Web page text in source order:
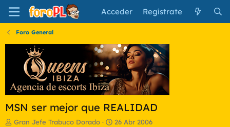
Acceder Regístrate
Foro General
MSN ser mejor que REALIDAD
I
Gran Jefe Trabuco Dorado
F
26 Abr 2006